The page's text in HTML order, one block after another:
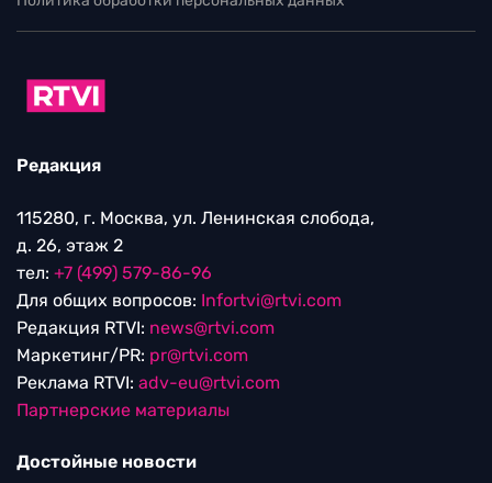
Редакция
115280, г. Москва, ул. Ленинская слобода,
д. 26, этаж 2
тел: +7 (499) 579-86-96
Для общих вопросов: Infortvi@rtvi.com
Редакция RTVI: news@rtvi.com
Маркетинг/PR: pr@rtvi.com
Реклама RTVI: adv-eu@rtvi.com
Партнерские материалы
Достойные новости